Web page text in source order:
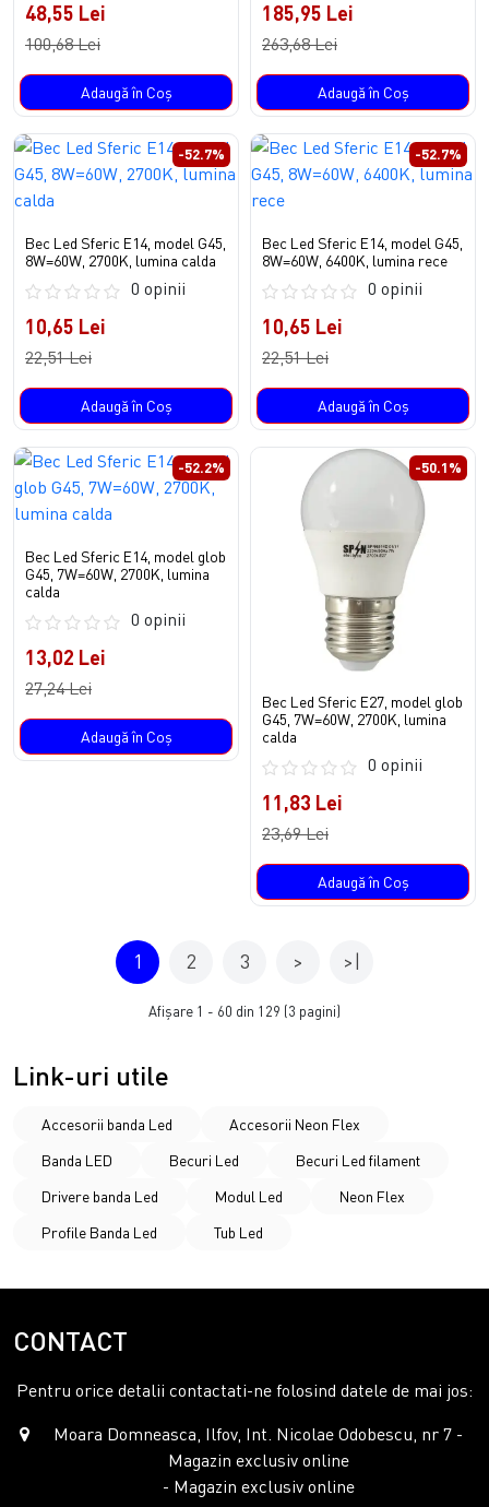
48,55 Lei
100,68 Lei
Adaugă în Coş
185,95 Lei
263,68 Lei
Adaugă în Coş
-52.7%
Bec Led Sferic E14, model G45,
8W=60W, 2700K, lumina calda
0 opinii
10,65 Lei
22,51 Lei
Adaugă în Coş
-52.7%
Bec Led Sferic E14, model G45,
8W=60W, 6400K, lumina rece
0 opinii
10,65 Lei
22,51 Lei
Adaugă în Coş
-52.2%
Bec Led Sferic E14, model glob
G45, 7W=60W, 2700K, lumina
calda
0 opinii
13,02 Lei
27,24 Lei
Adaugă în Coş
-50.1%
Bec Led Sferic E27, model glob
G45, 7W=60W, 2700K, lumina
calda
0 opinii
11,83 Lei
23,69 Lei
Adaugă în Coş
1 2 3 > >|
Afişare 1 - 60 din 129 (3 pagini)
Link-uri utile
Accesorii banda Led
Accesorii Neon Flex
Banda LED
Becuri Led
Becuri Led filament
Drivere banda Led
Modul Led
Neon Flex
Profile Banda Led
Tub Led
CONTACT
Pentru orice detalii contactati-ne folosind datele de mai jos:
Moara Domneasca, Ilfov, Int. Nicolae Odobescu, nr 7 -
Magazin exclusiv online
- Magazin exclusiv online